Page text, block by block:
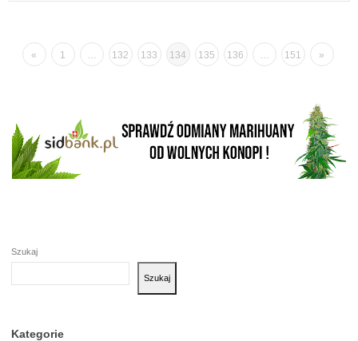
« 1 132 133 134 135 136 151 »
Szukaj
Szukaj
Kategorie